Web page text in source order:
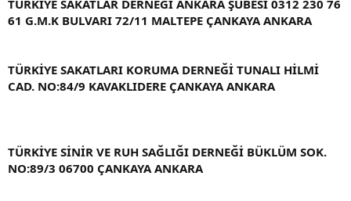
TÜRKİYE SAKATLAR DERNEĞİ ANKARA ŞUBESİ 0312 230 76
61 G.M.K BULVARI 72/11 MALTEPE ÇANKAYA ANKARA
TÜRKİYE SAKATLARI KORUMA DERNEĞİ TUNALI HİLMİ
CAD. NO:84/9 KAVAKLIDERE ÇANKAYA ANKARA
TÜRKİYE SİNİR VE RUH SAĞLIĞI DERNEĞİ BÜKLÜM SOK.
NO:89/3 06700 ÇANKAYA ANKARA